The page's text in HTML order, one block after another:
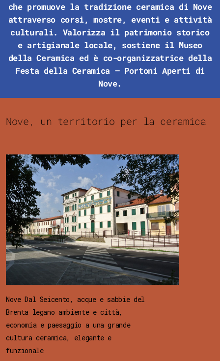
che promuove la tradizione ceramica di Nove
attraverso corsi, mostre, eventi e attività
culturali. Valorizza il patrimonio storico
e artigianale locale, sostiene il Museo
della Ceramica ed è co-organizzatrice della
Festa della Ceramica – Portoni Aperti di
Nove.
Nove, un territorio per la ceramica
Nove Dal Seicento, acque e sabbie del
Brenta legano ambiente e città,
economia e paesaggio a una grande
cultura ceramica, elegante e
funzionale